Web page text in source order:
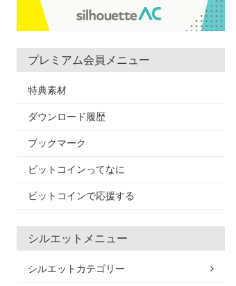
プレミアム会員メニュー
特典素材
ダウンロード履歴
ブックマーク
ビットコインってなに
ビットコインで応援する
シルエットメニュー
シルエットカテゴリー